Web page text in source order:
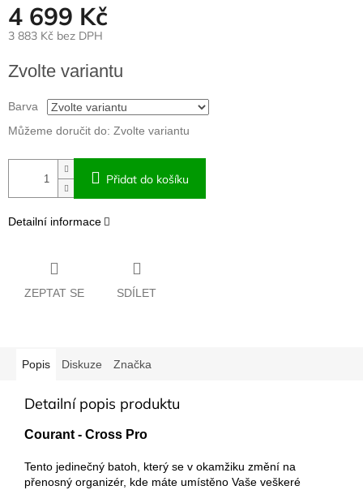
4 699 Kč
3 883 Kč bez DPH
cena:
Zvolte variantu
Barva
Můžeme doručit do: Zvolte variantu
Přidat do košíku
Detailní informace
ZEPTAT SE SDÍLET
Popis Diskuze Značka
Detailní popis produktu
Courant - Cross Pro
Tento jedinečný batoh, který se v okamžiku změní na
přenosný organizér, kde máte umístěno Vaše veškeré